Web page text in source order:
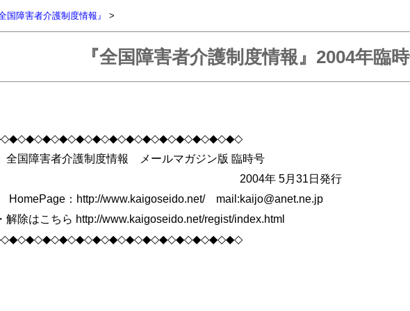
全国障害者介護制度情報』 >
『全国障害者介護制度情報』2004年臨
障害者介護制度情報 メールマガジン版 臨時号
年 5月31日発行
：http://www.kaigoseido.net/ mail:kaijo@anet.ne.jp
解除はこちら http://www.kaigoseido.net/regist/index.html